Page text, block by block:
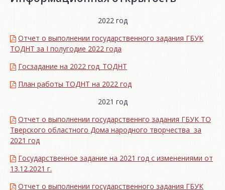
2022 год
Отчет о выполнении государственного задания ГБУК
ТОДНТ за I полугодие 2022 года
Госзадание на 2022 год_ТОДНТ
План работы ТОДНТ на 2022 год
2021 год
Отчет о выполнении государственнго задания ГБУК ТО
Тверского областного Дома народного творчества за
2021 год
Государственное задание на 2021 год с изменениями от
13.12.2021 г.
Отчет о выполнении государственного задания ГБУК